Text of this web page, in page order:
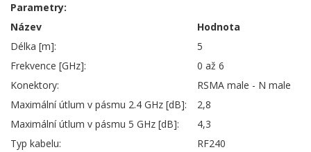
Parametry:
Název
Hodnota
Délka [m]:
5
Frekvence [GHz]:
0 až 6
Konektory:
RSMA male - N male
Maximální útlum v pásmu 2.4 GHz [dB]:
2,8
Maximální útlum v pásmu 5 GHz [dB]:
4,3
Typ kabelu:
RF240